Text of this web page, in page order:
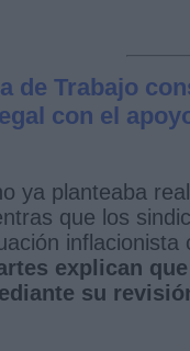
de Trabajo
con el
ya planteaba
que los
explican
su